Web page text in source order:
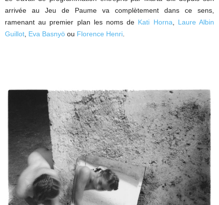
arrivée au Jeu de Paume va complètement dans ce sens,
ramenant au premier plan les noms de Kati Horna
Laure Albin
Guillot Eva Basnyö ou Florence Henri